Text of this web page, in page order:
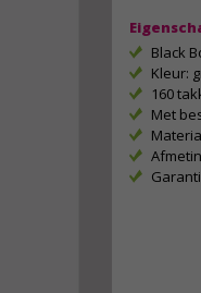
Black
Kleur:
160
Met